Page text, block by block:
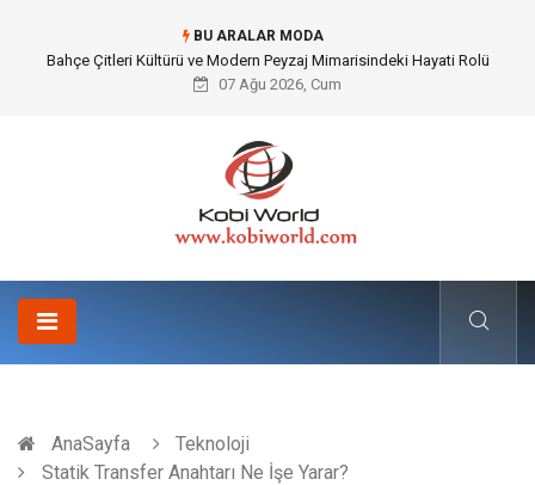
BU ARALAR MODA
Komple Tır Taşımacılığı İle Kesintisiz ve Güvenli Lojistik Çözümleri
07 Ağu 2026, Cum
AnaSayfa
Teknoloji
Statik Transfer Anahtarı Ne İşe Yarar?